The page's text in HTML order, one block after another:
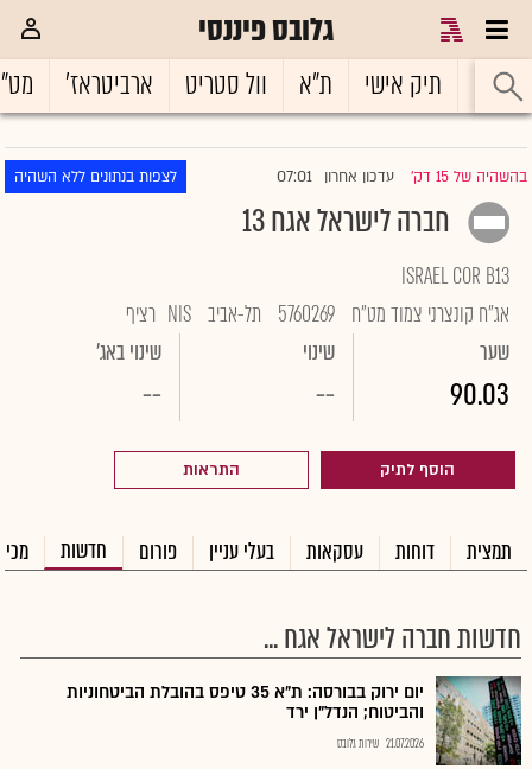
גלובס פיננסי
ראשי תיק אישי ת"א וול סטריט ארביטראז'
בהשהיה של 15 דק' |עדכון אחרון 07:01 לצפות בנתונים ללא השהיה
חברה לישראל אגח 13
ISRAEL COR B13
אג"ח קונצרני צמוד מט"ח 5760269 תל-אביב NIS רציף
שער
90.03
שינוי
--
שינוי באג'
--
הוסף לתיק התראות
תמצית דוחות עסקאות בעלי עניין פורום חדשות
חדשות חברה לישראל אגח ...
יום ירוק בבורסה: ת"א 35 טיפס בהובלת הביטחוניות
והביטוח; הנדל"ן ירד
21.07.2026 שירות גלובס